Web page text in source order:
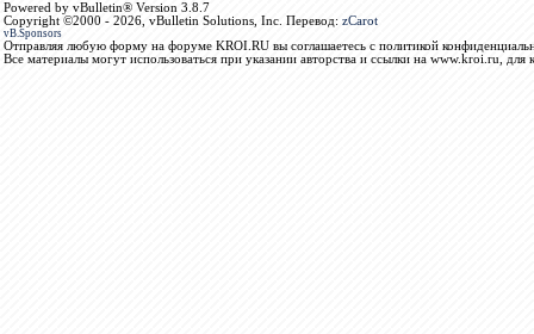
Powered by vBulletin® Version 3.8.7
Copyright ©2000 - 2026, vBulletin Solutions, Inc. Перевод: zCarot
vB.Sponsors
Отправляя любую форму на форуме KROI.RU вы соглашаетесь с политикой
Все материалы могут использоваться при указании авторства и ссылки на www.kroi.ru, для